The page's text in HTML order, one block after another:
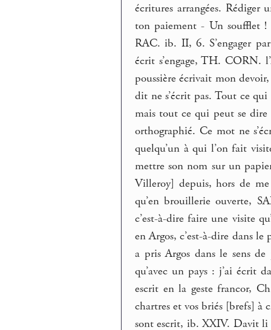
écritures arrangées.
ton paiement - Un soufflet !
RAC. ib. II, 6. S’engager
écrit s’engage, TH.
poussière écrivait mon
dit ne s’écrit pas. Tout ce
mais tout ce qui peut se
orthographié. Ce mot ne
quelqu’un à qui l’on fait
mettre son nom sur un
Villeroy] depuis, hors de
qu’en brouillerie ouverte,
c’est-à-dire faire une visite
en Argos, c’est-à-dire dans le
a pris Argos dans le sens
qu’avec un pays : j’ai écrit
escrit en la geste francor,
chartres et vos briés [brefs]
sont escrit, ib. XXIV. Davit li